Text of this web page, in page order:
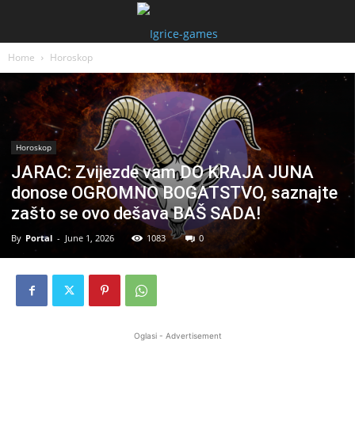
Home Horoskop
Horoskop
JARAC: Zvijezde vam DO KRAJA JUNA
donose OGROMNO BOGATSTVO, saznajte
zašto se ovo dešava BAŠ SADA!
By Portal - June 1, 2026 1083 0
Oglasi - Advertisement